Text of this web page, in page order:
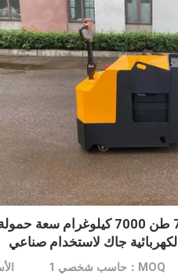
7 طن 7000 كيلوغرام سعة
الكهربائية جاك لاستخدام صناعي
MOQ：حاسب شخصي 1